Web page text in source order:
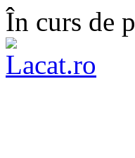
În curs de